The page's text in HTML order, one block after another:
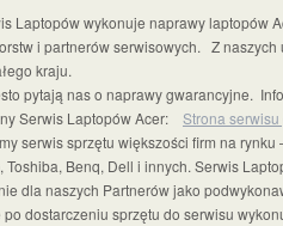
Laptopów wykonuje naprawy laptopów
i partnerów serwisowych. Z naszych
kraju.
pytają nas o naprawy gwarancyjne.
Serwis Laptopów Acer: Strona
serwis sprzętu większości firm na
Toshiba, Benq, Dell i innych. Serwis
dla naszych Partnerów jako
po dostarczeniu sprzętu do serwisu